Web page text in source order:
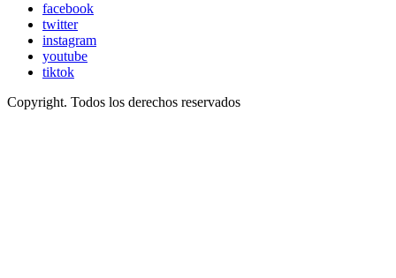
facebook
twitter
instagram
youtube
tiktok
Copyright. Todos los derechos reservados